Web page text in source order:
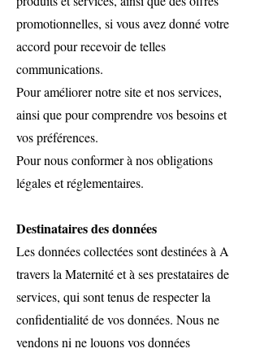
promotionnelles, si vous avez donné votre
accord pour recevoir de telles
communications.
Pour améliorer notre site et nos services,
ainsi que pour comprendre vos besoins et
vos préférences.
Pour nous conformer à nos obligations
légales et réglementaires.
Destinataires des données
Les données collectées sont destinées à A
travers la Maternité et à ses prestataires de
services, qui sont tenus de respecter la
confidentialité de vos données. Nous ne
vendons ni ne louons vos données